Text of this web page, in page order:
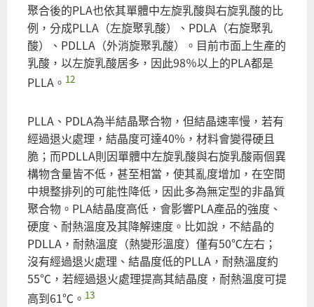
聚合後的PLA也依其單體中左旋乳酸與右旋乳酸的比
例，分成PLLA（左旋聚乳酸）、PDLA（右旋聚乳
酸）、PDLLA（外消旋聚乳酸）。目前市面上生產的
乳酸，以左旋乳酸居多，因此98％以上的PLA都是
PLLA。 12
PLLA、PDLA為半結晶聚合物，但結晶速率慢，若有
經過退火處理，結晶度可達40%，材料會變得硬且
脆；而PDLLA則因單體中左旋乳酸與右旋乳酸兩個異
構物含量皆不低，甚至相當，使其亂度增加，在空間
中規整排列的可能性降低，因此多為無定型的非晶質
聚合物。PLA結晶度高低，會影響PLA產品的強度、
硬度、耐熱溫度及其降解速度。比如說，不結晶的
PDLLA，耐熱溫度（熱變形溫度）僅有50℃左右；
沒有經過退火處理、結晶度低的PLLA，耐熱溫度約
55℃，若經過退火處理提高其結晶度，耐熱溫度可提
高到61℃。 13